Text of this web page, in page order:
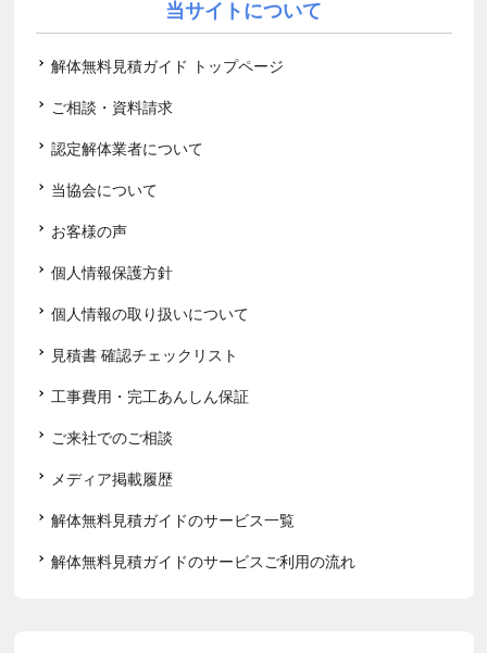
当サイトについて
解体無料見積ガイド トップページ
ご相談・資料請求
認定解体業者について
当協会について
お客様の声
個人情報保護方針
個人情報の取り扱いについて
見積書 確認チェックリスト
工事費用・完工あんしん保証
ご来社でのご相談
メディア掲載履歴
解体無料見積ガイドのサービス一覧
解体無料見積ガイドのサービスご利用の流れ